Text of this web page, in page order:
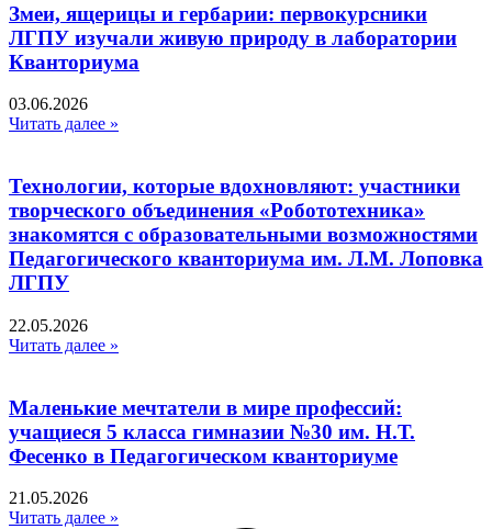
Змеи, ящерицы и гербарии: первокурсники
ЛГПУ изучали живую природу в лаборатории
Кванториума
03.06.2026
Читать далее »
Технологии, которые вдохновляют: участники
творческого объединения «Робототехника»
знакомятся с образовательными возможностями
Педагогического кванториума им. Л.М. Лоповка
ЛГПУ
22.05.2026
Читать далее »
Маленькие мечтатели в мире профессий:
учащиеся 5 класса гимназии №30 им. Н.Т.
Фесенко в Педагогическом кванториуме
21.05.2026
Читать далее »